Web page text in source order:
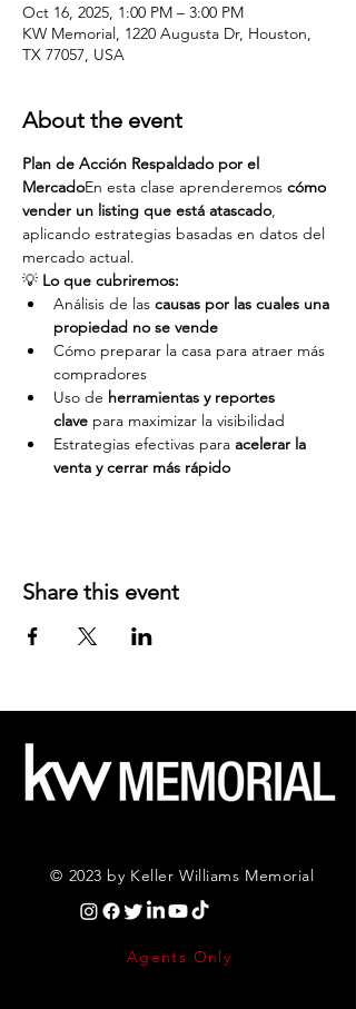
Oct 16, 2025, 1:00 PM – 3:00 PM
KW Memorial, 1220 Augusta Dr, Houston,
TX 77057, USA
About the event
Plan de Acción Respaldado por el
MercadoEn esta clase aprenderemos cómo
vender un listing que está atascado,
aplicando estrategias basadas en datos del
mercado actual.
💡 Lo que cubriremos:
Análisis de las causas por las cuales una
propiedad no se vende
Cómo preparar la casa para atraer más
compradores
Uso de herramientas y reportes
clave para maximizar la visibilidad
Estrategias efectivas para acelerar la
venta y cerrar más rápido
Share this event
© 2023 by Keller Williams Memorial
Agents Only